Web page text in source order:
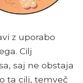
z uporabo
Cilj
saj ne obstaja
ta cilj, temveč